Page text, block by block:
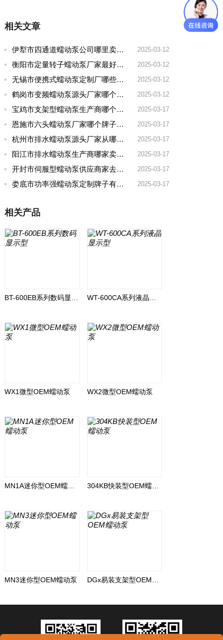
相关文章
2025-03-12
伊犁市四通道蠕动泵公司哪里卖的多一点啊
2025-03-12
衡阳市定量转子蠕动泵厂家最好的品牌有哪些
2025-03-12
无锡市便携式蠕动泵定制厂哪些牌子好一点
2025-03-12
鹤岗市变频蠕动泵源头厂家哪个品牌好一点
2025-03-17
宝鸡市支架型蠕动泵生产商哪个厂家好用点呢
2025-03-17
恩施市六头蠕动泵厂家哪个牌子好用
2025-03-17
杭州市排水蠕动泵源头厂家从哪家拿货质量好
2025-03-17
阳江市排水蠕动泵生产商哪家卖的好
2025-03-17
开封市伺服型蠕动泵供应商家去哪家买好点实惠
2025-03-17
娄底市功率强蠕动泵定制牌子有哪些好
相关产品
WX1微型OEM蠕动泵 WX2微型OEM蠕动泵
MN1A迷你型OEM蠕动泵 304KB快装型OEM蠕动泵
MN3迷你型OEM蠕动泵